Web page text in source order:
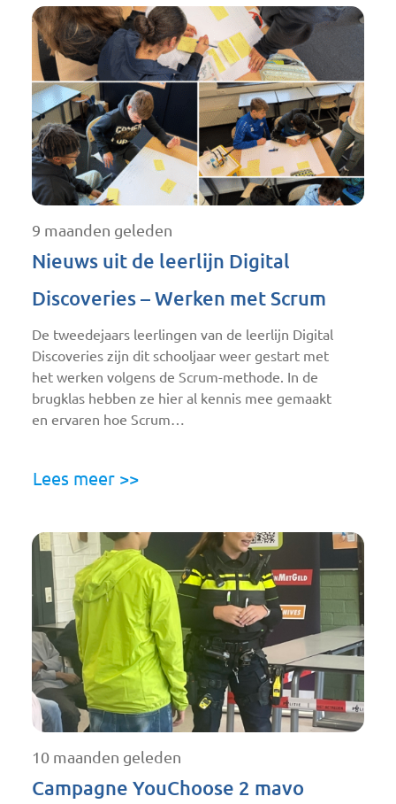
9 maanden geleden
Nieuws uit de leerlijn Digital
Discoveries – Werken met Scrum
De tweedejaars leerlingen van de leerlijn Digital
Discoveries zijn dit schooljaar weer gestart met
het werken volgens de Scrum-methode. In de
brugklas hebben ze hier al kennis mee gemaakt
en ervaren hoe Scrum…
Lees meer >>
10 maanden geleden
Campagne YouChoose 2 mavo